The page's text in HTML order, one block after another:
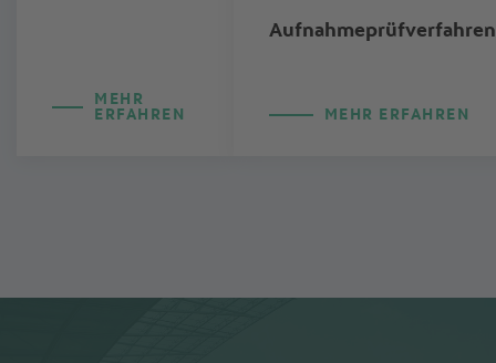
MEHR
ERFAHREN
Aufnahmeprüfverfahren
MEHR ERFAHREN